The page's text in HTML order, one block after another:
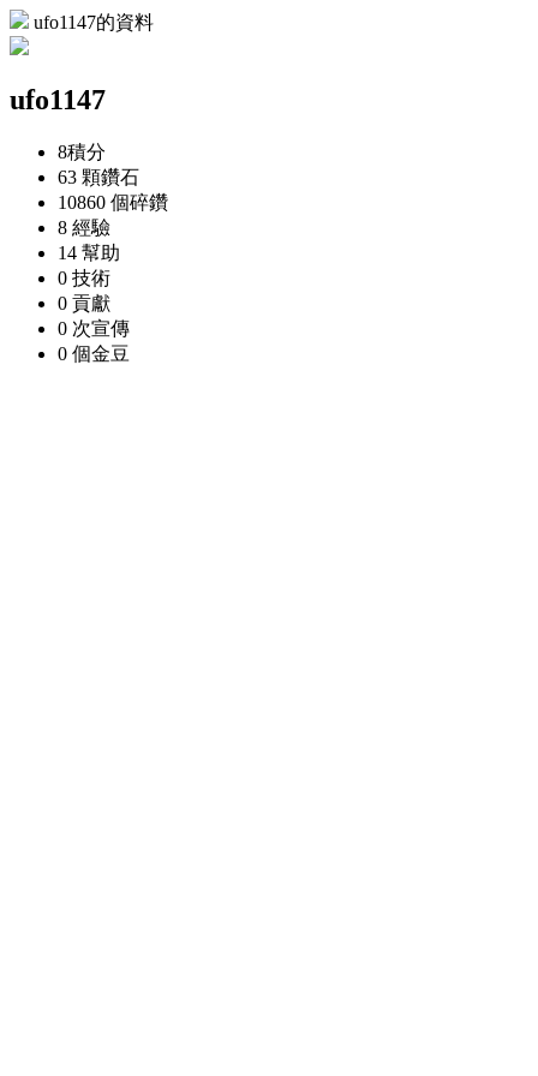
ufo1147的資料
ufo1147
8積分
63 顆鑽石
10860 個碎鑽
8 經驗
14 幫助
0 技術
0 貢獻
0 次宣傳
0 個金豆